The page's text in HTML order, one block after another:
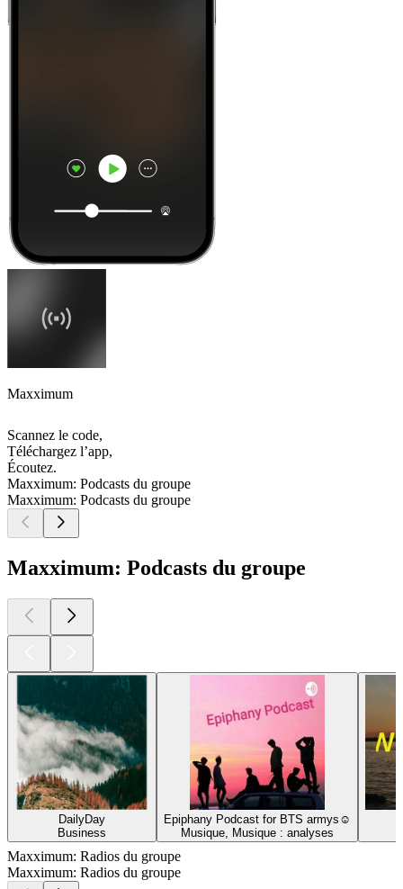
Maxximum
Scannez le code,
Téléchargez l’app,
Écoutez.
Maxximum: Podcasts du groupe
Maxximum: Podcasts du groupe
Maxximum: Podcasts du groupe
DailyDay
Business
Epiphany Podcast for BTS armys☺
Musique, Musique : analyses
Maxximum: Radios du groupe
Maxximum: Radios du groupe